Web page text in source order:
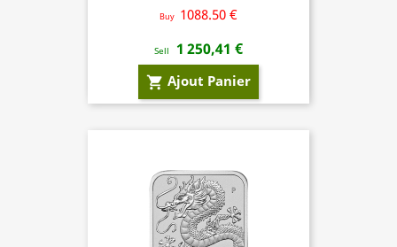
Buy 1088.50 €
Sell 1 250,41 €
shopping_cart Ajout Panier